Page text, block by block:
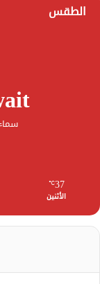
الطقس
37
℃
الأثنين